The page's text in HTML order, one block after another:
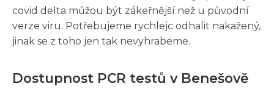
covid delta můžou být zákeřnější než u původní
verze viru. Potřebujeme rychlejc odhalit nakažený,
jinak se z toho jen tak nevyhrabeme.
Dostupnost PCR testů v Benešově